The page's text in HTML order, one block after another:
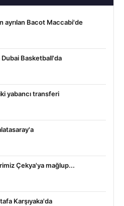
ayrılan Bacot Maccabi'de
Basketball'da
yabancı transferi
Çekya'ya mağlup...
Karşıyaka'da